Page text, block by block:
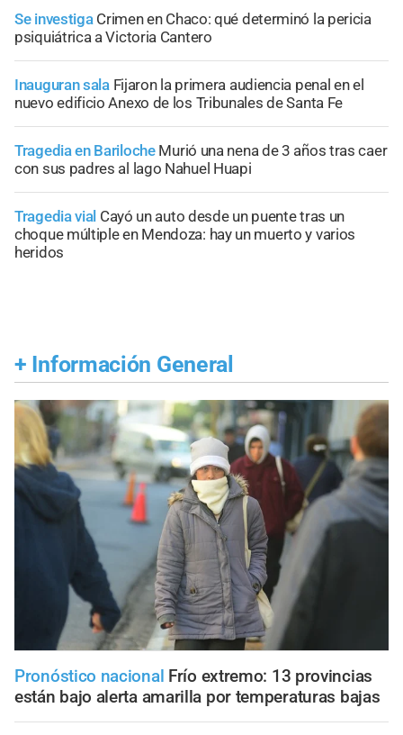
Se investiga Crimen en Chaco: qué determinó la pericia
psiquiátrica a Victoria Cantero
Inauguran sala Fijaron la primera audiencia penal en el
nuevo edificio Anexo de los Tribunales de Santa Fe
Tragedia en Bariloche Murió una nena de 3 años tras caer
con sus padres al lago Nahuel Huapi
Tragedia vial Cayó un auto desde un puente tras un
choque múltiple en Mendoza: hay un muerto y varios
heridos
+ Información General
Pronóstico nacional Frío extremo: 13 provincias
están bajo alerta amarilla por temperaturas bajas